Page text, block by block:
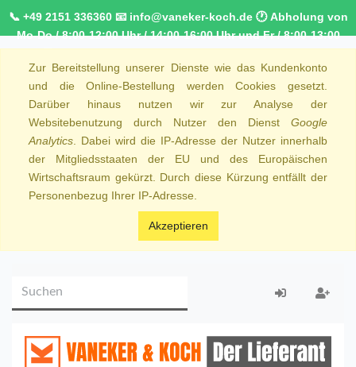
📞 +49 2151 336360 📧 info@vaneker-koch.de 🕐 Abholung von
Mo-Do / 8:00-12:00 Uhr / 14:00-16:00 Uhr und Fr / 8:00-13:00
NRW 🚛 Kostenfreie Lieferung ab 250€ Bestellwert
Zur Bereitstellung unserer Dienste wie das Kundenkonto
und die Online-Bestellung werden Cookies gesetzt.
Darüber hinaus nutzen wir zur Analyse der
Websitebenutzung durch Nutzer den Dienst Google
Analytics . Dabei wird die IP-Adresse der Nutzer innerhalb
der Mitgliedsstaaten der EU und des Europäischen
Wirtschaftsraum gekürzt. Durch diese Kürzung entfällt der
Personenbezug Ihrer IP-Adresse.
Akzeptieren